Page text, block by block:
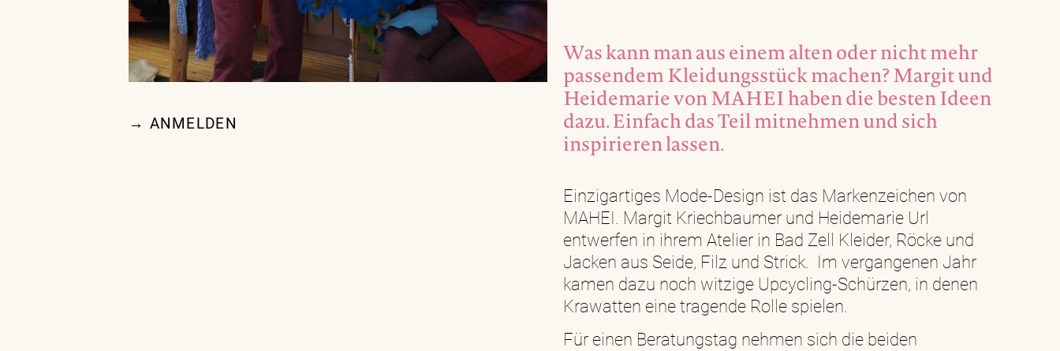
→ ANMELDEN
Was kann man aus einem alten oder nicht mehr
passendem Kleidungsstück machen? Margit und
Heidemarie von MAHEI haben die besten Ideen
dazu. Einfach das Teil mitnehmen und sich
inspirieren lassen.
Einzigartiges Mode-Design ist das Markenzeichen von
MAHEI. Margit Kriechbaumer und Heidemarie Url
entwerfen in ihrem Atelier in Bad Zell Kleider, Röcke und
Jacken aus Seide, Filz und Strick. Im vergangenen Jahr
kamen dazu noch witzige Upcycling-Schürzen, in denen
Krawatten eine tragende Rolle spielen.
Für einen Beratungstag nehmen sich die beiden